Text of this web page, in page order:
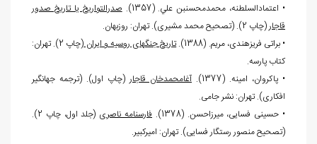
• اعتمادالسلطنه، محمدمحسن‏بن علي. (1357).
صدرالتواریخ یا تاریخ صدور
قاجار(چاپ 2). (تصحیح محمد مشیری). تهران: روزبهان.
• براتی فریزهندی، مریم. (1388).
تاریخ جنگ‏های روسیه و ایران
(چاپ 2). تهران:
کتاب پارسه.
• پاکروان، امینه. (1377).
آغامحمدخان قاجار(چاپ اول). (ترجمه جهانگیر
افکاری). تهران: نشر جامی.
• حسینی فسایی، میرزاحسن. (1378).
فارسنامه ناصری
(جلد اول، چاپ 2).
(تصحیح منصور رستگار فسایی). تهران: امیرکبیر.